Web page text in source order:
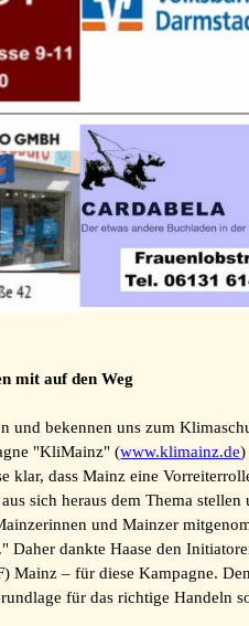
mit auf den Weg
bekennen uns zum
"KliMainz" (www.klimainz.de)
dass Mainz eine
sich heraus dem Thema
und Mainzer
Daher dankte Haase den
Mainz – für diese Kampagne.
für das richtige Handeln